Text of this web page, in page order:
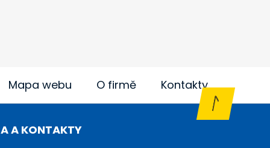
Mapa webu O firmě Kontakty
A KONTAKTY